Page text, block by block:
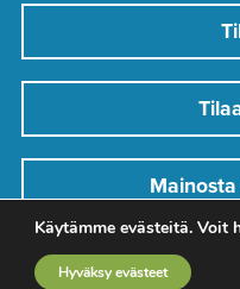
Käytämme evästeitä. Voit
Hyväksy evästeet